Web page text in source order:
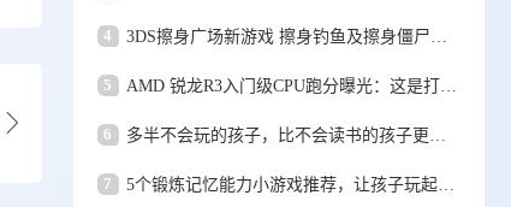
4 3DS擦身广场新游戏 擦身钓鱼及擦身僵尸视频解说
5 AMD 锐龙R3入门级CPU跑分曝光：这是打i5的节奏？
6 多半不会玩的孩子，比不会读书的孩子更可怕，会玩将来更优秀！
7 5个锻炼记忆能力小游戏推荐，让孩子玩起来！